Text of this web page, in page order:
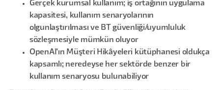
Gerçek kurumsal kullanım; iş ortağının uygulama
kapasitesi, kullanım senaryolarının
olgunlaştırılması ve BT güvenliği/uyumluluk
sözleşmesiyle mümkün oluyor
OpenAI'ın Müşteri Hikâyeleri kütüphanesi oldukça
kapsamlı; neredeyse her sektörde benzer bir
kullanım senaryosu bulunabiliyor